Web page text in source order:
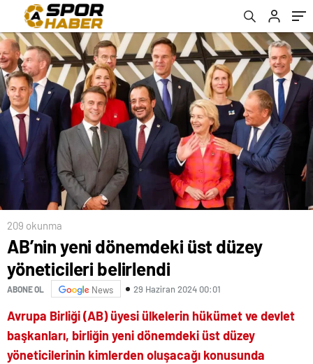
209 okunma
AB’nin yeni dönemdeki üst düzey
yöneticileri belirlendi
ABONE OL News 29 Haziran 2024 00:01
Avrupa Birliği (AB) üyesi ülkelerin hükümet ve devlet
başkanları, birliğin yeni dönemdeki üst düzey
yöneticilerinin kimlerden oluşacağı konusunda